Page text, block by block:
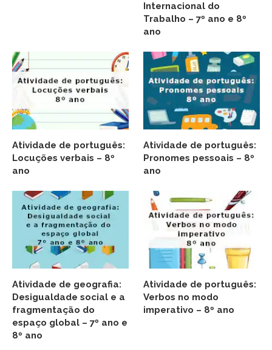
Internacional do
Trabalho – 7º ano e 8º
ano
Atividade de português:
Locuções verbais – 8º
ano
Atividade de português:
Pronomes pessoais – 8º
ano
Atividade de geografia:
Desigualdade social e a
fragmentação do
espaço global – 7º ano e
8º ano
Atividade de português:
Verbos no modo
imperativo – 8º ano